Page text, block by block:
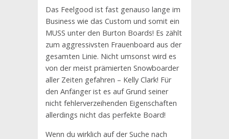
Das Feelgood ist fast genauso lange im
Business wie das Custom und somit ein
MUSS unter den Burton Boards! Es zählt
zum aggressivsten Frauenboard aus der
gesamten Linie. Nicht umsonst wird es
von der meist prämierten Snowboarder
aller Zeiten gefahren – Kelly Clark! Für
den Anfänger ist es auf Grund seiner
nicht fehlerverzeihenden Eigenschaften
allerdings nicht das perfekte Board!
Wenn du wirklich auf der Suche nach